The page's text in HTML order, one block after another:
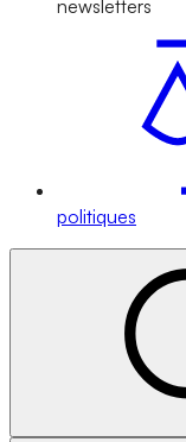
newsletters
politiques